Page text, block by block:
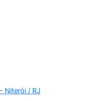
Niterói / RJ